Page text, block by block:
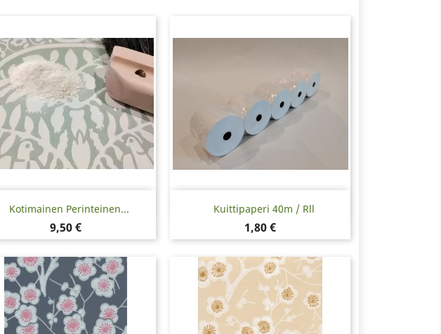
Kotimainen Perinteinen...
Hinta
9,50 €
Pikakatselu Kuittipaperi 40m / Rll
Hinta
1,80 €
Pikakatselu